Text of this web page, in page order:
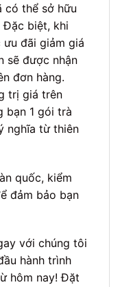
có thể sở hữu
Đặc biệt, khi
ưu đãi giảm giá
sẽ được nhận
đơn hàng.
trị giá trên
bạn 1 gói trà
nghĩa từ thiên
quốc, kiểm
đảm bảo bạn
với chúng tôi
hành trình
hôm nay! Đặt